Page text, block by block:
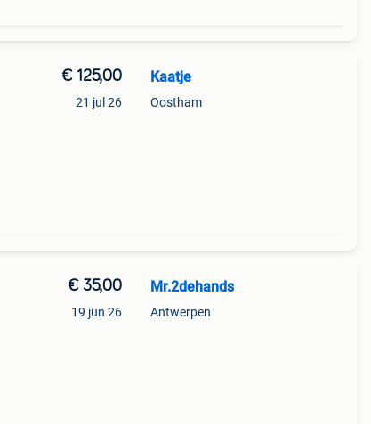
€ 125,00
21 jul 26
Kaatje
Oostham
€ 35,00
19 jun 26
Mr.2dehands
Antwerpen